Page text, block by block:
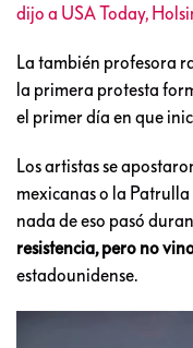
dijo a USA Today,
La también profesora
la primera protesta
el primer día en que
Los artistas se
mexicanas o la
nada de eso pasó
resistencia, pero no
estadounidense.